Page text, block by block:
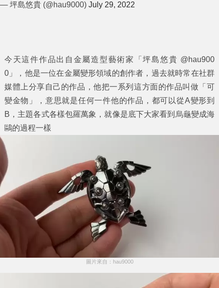
— 坪島悠貴 (@hau9000) July 29, 2022
今天這件作品出自金屬造型藝術家「坪島悠貴 @hau900
0」，他是一位在金屬變形領域的創作者，過去就時常在社群
媒體上分享自己的作品，他把一系列這方面的作品叫做「可
變金物」，意思就是任何一件他的作品，都可以從A變形到
B，主題各式各樣包羅萬象，就像是底下大家看到烏龜變成海
鷗的過程一樣
圖片來自：hau9000